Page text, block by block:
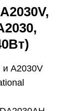
A2030V